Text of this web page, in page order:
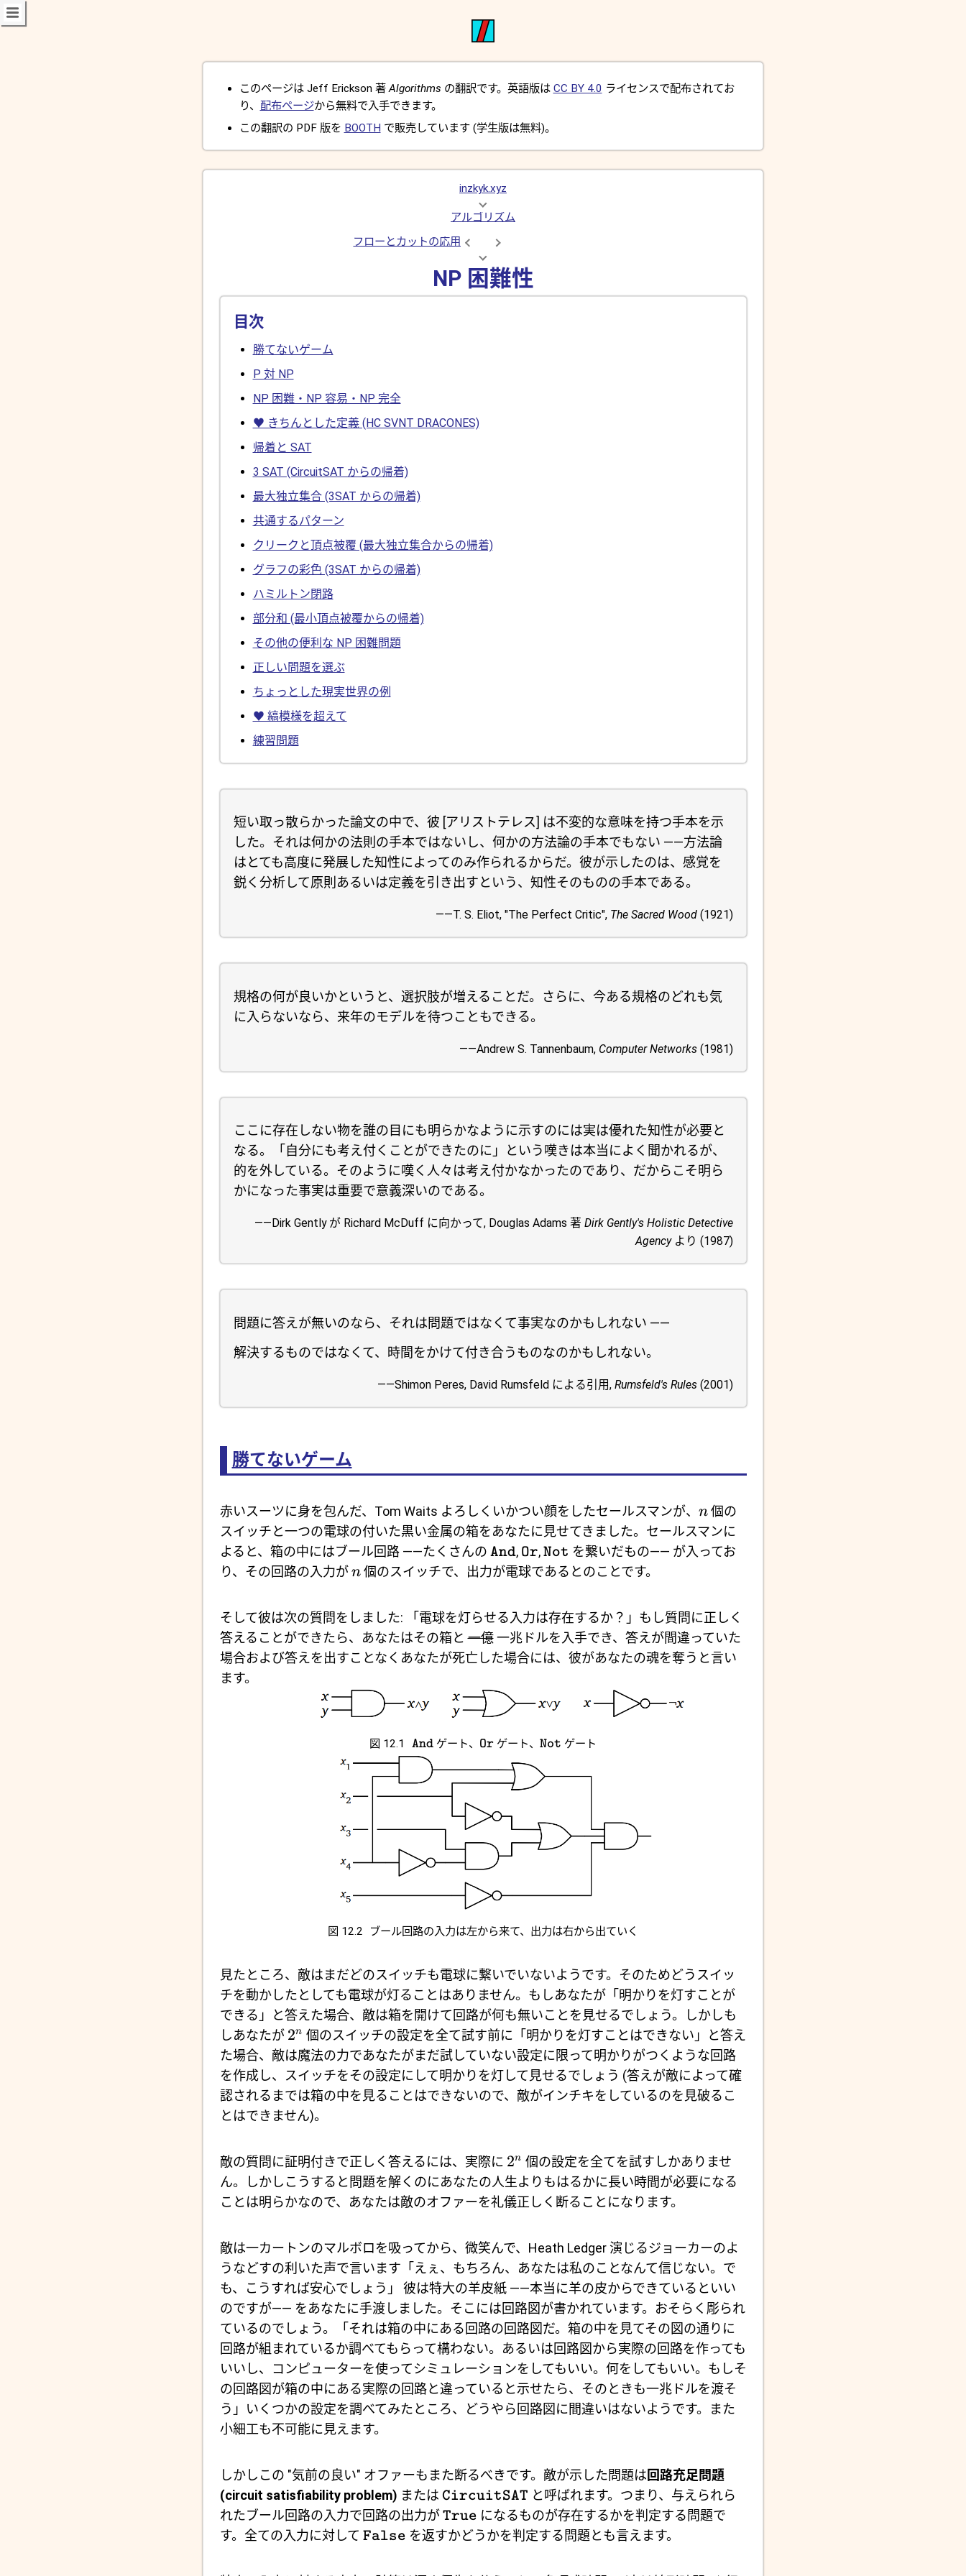
このページは Jeff Erickson 著Algorithms の翻訳です。英語版は CC BY 4.0 ライセンスで配布されてお
り、 配布ページから無料で入手できます。
この翻訳の PDF 版を BOOTH で販売しています (学生版は無料)。
inzkyk.xyz
アルゴリズム
フローとカットの応用
NP 困難性
目次
勝てないゲーム
P 対 NP
NP 困難・NP 容易・NP 完全
♥ きちんとした定義 (HC SVNT DRACONES)
帰着と SAT
3 SAT (CircuitSAT からの帰着)
最大独立集合 (3SAT からの帰着)
共通するパターン
クリークと頂点被覆 (最大独立集合からの帰着)
グラフの彩色 (3SAT からの帰着)
ハミルトン閉路
部分和 (最小頂点被覆からの帰着)
その他の便利な NP 困難問題
正しい問題を選ぶ
ちょっとした現実世界の例
♥ 縞模様を超えて
練習問題
短い取っ散らかった論文の中で、彼 [アリストテレス] は不変的な意味を持つ手本を示
した。それは何かの法則の手本ではないし、何かの方法論の手本でもない ――方法論
はとても高度に発展した知性によってのみ作られるからだ。彼が示したのは、感覚を
鋭く分析して原則あるいは定義を引き出すという、知性そのものの手本である。
――T. S. Eliot, "The Perfect Critic", The Sacred Wood(1921)
規格の何が良いかというと、選択肢が増えることだ。さらに、今ある規格のどれも気
に入らないなら、来年のモデルを待つこともできる。
――Andrew S. Tannenbaum, Computer Networks(1981)
ここに存在しない物を誰の目にも明らかなように示すのには実は優れた知性が必要と
なる。「自分にも考え付くことができたのに」という嘆きは本当によく聞かれるが、
的を外している。そのように嘆く人々は考え付かなかったのであり、だからこそ明ら
かになった事実は重要で意義深いのである。
――Dirk Gently が Richard McDuff に向かって, Douglas Adams 著 Dirk Gently's Holistic Detective
Agencyより (1987)
問題に答えが無いのなら、それは問題ではなくて事実なのかもしれない ――
解決するものではなくて、時間をかけて付き合うものなのかもしれない。
――Shimon Peres, David Rumsfeld による引用, Rumsfeld's Rules(2001)
勝てないゲーム
赤いスーツに身を包んだ、Tom Waits よろしくいかつい顔をしたセールスマンが、 n個の
スイッチと一つの電球の付いた黒い金属の箱をあなたに見せてきました。セールスマンに
よると、箱の中にはブール回路 ――たくさんの And, Or, Not を繋いだもの―― が入ってお
り、その回路の入力がn個のスイッチで、出力が電球であるとのことです。
そして彼は次の質問をしました: 「電球を灯らせる入力は存在するか？」もし質問に正しく
答えることができたら、あなたはその箱と一億一兆ドルを入手でき、答えが間違っていた
場合および答えを出すことなくあなたが死亡した場合には、彼があなたの魂を奪うと言い
ます。
図 12.1 Andゲート、 Orゲート、 Not ゲート
図 12.2 ブール回路の入力は左から来て、出力は右から出ていく
見たところ、敵はまだどのスイッチも電球に繋いでいないようです。そのためどうスイッ
チを動かしたとしても電球が灯ることはありません。もしあなたが「明かりを灯すことが
できる」と答えた場合、敵は箱を開けて回路が何も無いことを見せるでしょう。しかしも
しあなたが 2n 個のスイッチの設定を全て試す前に「明かりを灯すことはできない」と答え
た場合、敵は魔法の力であなたがまだ試していない設定に限って明かりがつくような回路
を作成し、スイッチをその設定にして明かりを灯して見せるでしょう (答えが敵によって確
認されるまでは箱の中を見ることはできないので、敵がインチキをしているのを見破るこ
とはできません)。
敵の質問に証明付きで正しく答えるには、実際に 2n 個の設定を全てを試すしかありませ
ん。しかしこうすると問題を解くのにあなたの人生よりもはるかに長い時間が必要になる
ことは明らかなので、あなたは敵のオファーを礼儀正しく断ることになります。
敵は一カートンのマルボロを吸ってから、微笑んで、Heath Ledger 演じるジョーカーのよ
うなどすの利いた声で言います「えぇ、もちろん、あなたは私のことなんて信じない。で
も、こうすれば安心でしょう」 彼は特大の羊皮紙 ――本当に羊の皮からできているといい
のですが―― をあなたに手渡しました。そこには回路図が書かれています。おそらく彫られ
ているのでしょう。「それは箱の中にある回路の回路図だ。箱の中を見てその図の通りに
回路が組まれているか調べてもらって構わない。あるいは回路図から実際の回路を作っても
いいし、コンピューターを使ってシミュレーションをしてもいい。何をしてもいい。もしそ
の回路図が箱の中にある実際の回路と違っていると示せたら、そのときも一兆ドルを渡そ
う」いくつかの設定を調べてみたところ、どうやら回路図に間違いはないようです。また
小細工も不可能に見えます。
しかしこの "気前の良い" オファーもまた断るべきです。敵が示した問題は回路充足問題
(circuit satisfiability problem) または CircuitSAT と呼ばれます。つまり、与えられら
れたブール回路の入力で回路の出力が True になるものが存在するかを判定する問題で
す。全ての入力に対して False を返すかどうかを判定する問題とも言えます。